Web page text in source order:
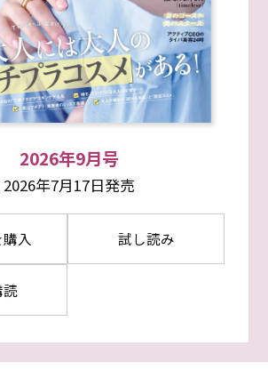
2026年9月号
2026年7月17日発売
入 試し読み
読